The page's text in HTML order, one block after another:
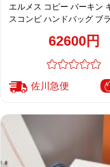
エルメス コピー バーキン
スコンビ ハンドバッグ ブ
62600円
佐川急便